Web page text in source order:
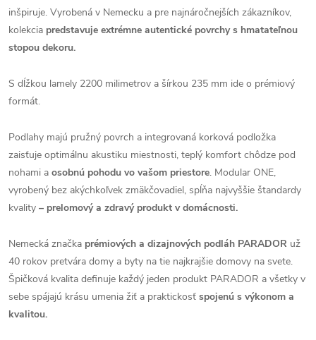
inšpiruje. Vyrobená v Nemecku a pre najnáročnejších zákazníkov,
kolekcia predstavuje extrémne autentické povrchy s hmatateľnou
stopou dekoru.
S dĺžkou lamely 2200 milimetrov a šírkou 235 mm ide o prémiový
formát.
Podlahy majú pružný povrch a integrovaná korková podložka
zaisťuje optimálnu akustiku miestnosti, teplý komfort chôdze pod
nohami a osobnú pohodu vo vašom priestore. Modular ONE,
vyrobený bez akýchkoľvek zmäkčovadiel, spĺňa najvyššie štandardy
kvality – prelomový a zdravý produkt v domácnosti.
Nemecká značka prémiových a dizajnových podláh PARADOR už
40 rokov pretvára domy a byty na tie najkrajšie domovy na svete.
Špičková kvalita definuje každý jeden produkt PARADOR a všetky v
sebe spájajú krásu umenia žiť a praktickosť spojenú s výkonom a
kvalitou.